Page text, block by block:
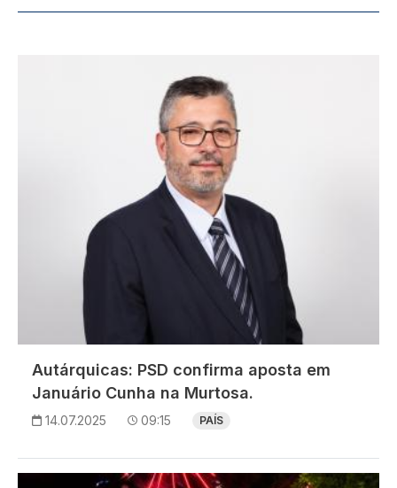
Autárquicas: PSD confirma aposta em
Januário Cunha na Murtosa.
14.07.2025 09:15 PAÍS